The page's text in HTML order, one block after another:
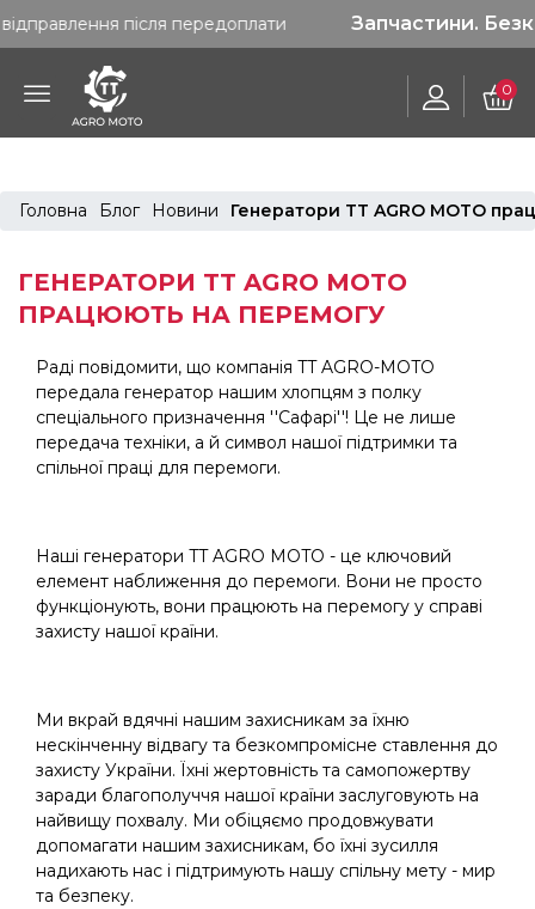
після передоплати Запчастини. Безкоштовна
0
Головна Блог Новини Генератори TT AGRO MOTO
ГЕНЕРАТОРИ TT AGRO MOTO
ПРАЦЮЮТЬ НА ПЕРЕМОГУ
Раді повідомити, що компанія TT AGRO-MOTO
передала генератор нашим хлопцям з полку
спеціального призначення ''Сафарі''! Це не лише
передача техніки, а й символ нашої підтримки та
спільної праці для перемоги.
Наші генератори TT AGRO MOTO - це ключовий
елемент наближення до перемоги. Вони не просто
функціонують, вони працюють на перемогу у справі
захисту нашої країни.
Ми вкрай вдячні нашим захисникам за їхню
нескінченну відвагу та безкомпромісне ставлення до
захисту України. Їхні жертовність та самопожертву
заради благополуччя нашої країни заслуговують на
найвищу похвалу. Ми обіцяємо продовжувати
допомагати нашим захисникам, бо їхні зусилля
надихають нас і підтримують нашу спільну мету - мир
та безпеку.